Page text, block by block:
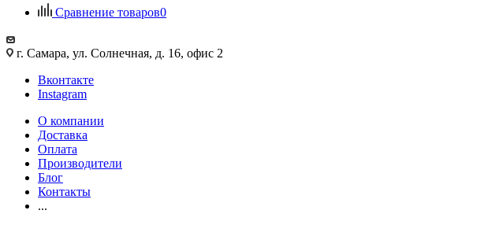
Сравнение товаров0
г. Самара, ул. Солнечная, д. 16, офис 2
Вконтакте
Instagram
О компании
Доставка
Оплата
Производители
Блог
Контакты
...